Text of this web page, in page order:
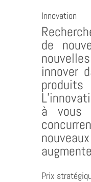
Innovation
de
innover
à vous
Prix